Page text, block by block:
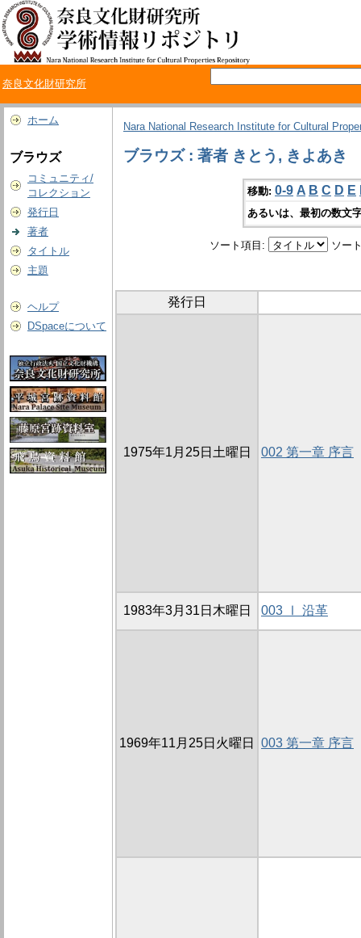
奈良文化財研究所
ホーム
ブラウズ
コミュニティ/
コレクション
発行日
著者
タイトル
主題
ヘルプ
DSpaceについて
Nara National Research Institute for Cultural
ブラウズ : 著者 きとう, きよあき
移動: 0-9 A B C D E
あるいは、最初の数文
ソート項目: ソー
発行日
1975年1月25日土曜日 002 第一章 序言
1983年3月31日木曜日 003 Ⅰ 沿革
1969年11月25日火曜日 003 第一章 序言